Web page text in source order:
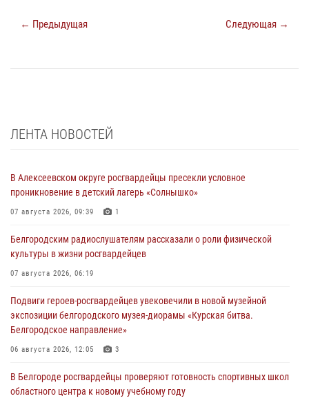
← Предыдущая Следующая →
ЛЕНТА НОВОСТЕЙ
В Алексеевском округе росгвардейцы пресекли условное
проникновение в детский лагерь «Солнышко»
07 августа 2026, 09:39 1
Белгородским радиослушателям рассказали о роли физической
культуры в жизни росгвардейцев
07 августа 2026, 06:19
Подвиги героев‑росгвардейцев увековечили в новой музейной
экспозиции белгородского музея‑диорамы «Курская битва.
Белгородское направление»
06 августа 2026, 12:05 3
В Белгороде росгвардейцы проверяют готовность спортивных школ
областного центра к новому учебному году